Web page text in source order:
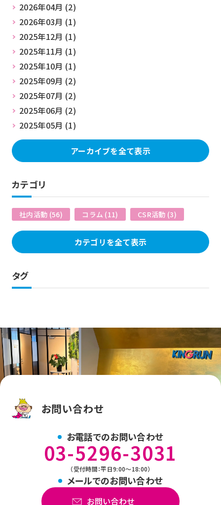
2026年04月 (2)
2026年03月 (1)
2025年12月 (1)
2025年11月 (1)
2025年10月 (1)
2025年09月 (2)
2025年07月 (2)
2025年06月 (2)
2025年05月 (1)
アーカイブを全て表示
カテゴリ
社内活動 (56) コラム (11) CSR活動 (3)
カテゴリを全て表示
タグ
お問い合わせ
お電話でのお問い合わせ
03-5296-3031
（受付時間：平日9:00～18:00）
メールでのお問い合わせ
お問い合わせ